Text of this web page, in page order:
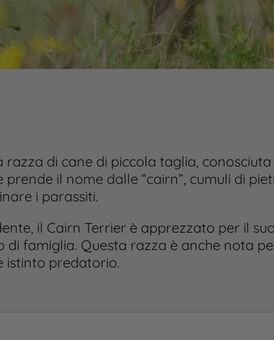
razza di cane di piccola taglia,
prende il nome dalle “cairn”, cumuli di
i parassiti.
il Cairn Terrier è apprezzato per il suo
di famiglia. Questa razza è anche nota
istinto predatorio.